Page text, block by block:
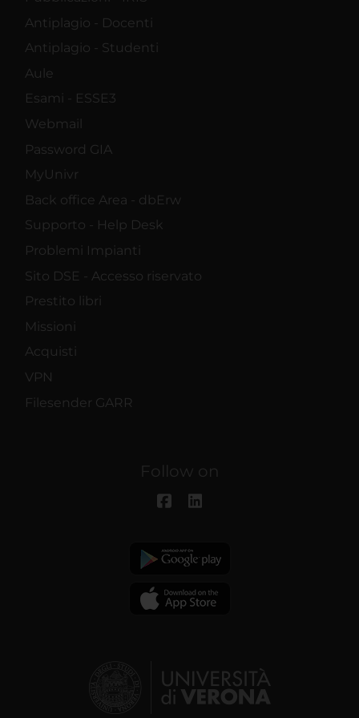
Antiplagio - Docenti
Antiplagio - Studenti
Aule
Esami - ESSE3
Webmail
Password GIA
MyUnivr
Back office Area - dbErw
Supporto - Help Desk
Problemi Impianti
Sito DSE - Accesso riservato
Prestito libri
Missioni
Acquisti
VPN
Filesender GARR
Follow on